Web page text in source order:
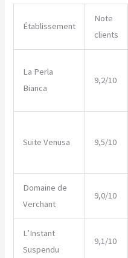
Établissement
Note
clients
La Perla
Bianca
9,2/10
Suite Venusa 9,5/10
Domaine de
Verchant
9,0/10
L’Instant
Suspendu
9,1/10